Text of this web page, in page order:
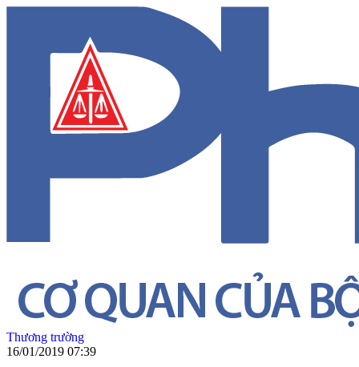
Thương trường
16/01/2019 07:39